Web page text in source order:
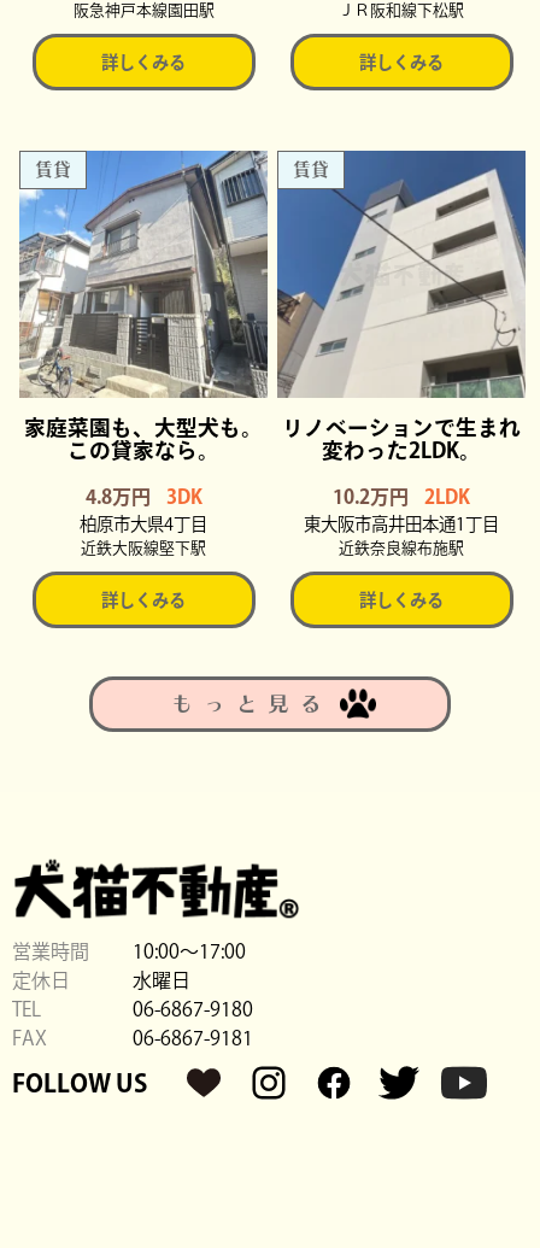
阪急神戸本線園田駅
詳しくみる
ＪＲ阪和線下松駅
詳しくみる
賃貸
家庭菜園も、大型犬も。
この貸家なら。
4.8万円 3DK
柏原市大県4丁目
近鉄大阪線堅下駅
詳しくみる
賃貸
リノベーションで生まれ
変わった2LDK。
10.2万円 2LDK
東大阪市高井田本通1丁目
近鉄奈良線布施駅
詳しくみる
もっと見る
営業時間
10:00〜17:00
定休日
水曜日
TEL
06-6867-9180
FAX
06-6867-9181
FOLLOW US